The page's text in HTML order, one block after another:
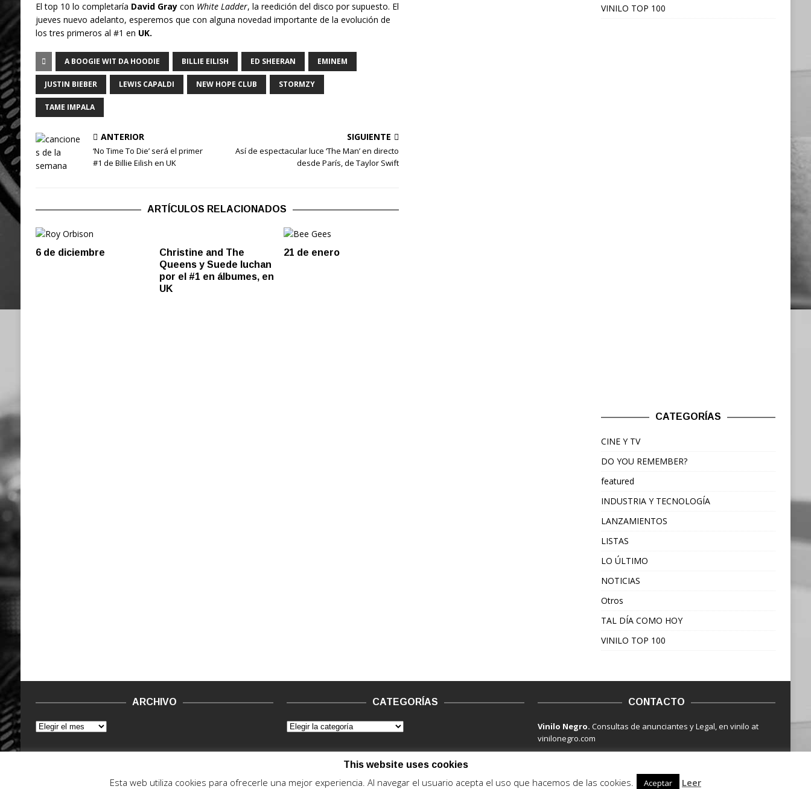
El top 10 lo completaría David Graycon White Ladder, la reedición del disco por supuesto. El
jueves nuevo adelanto, esperemos que con alguna novedad importante de la evolución de
los tres primeros al #1 en UK.
A BOOGIE WIT DA HOODIE BILLIE EILISH ED SHEERAN EMINEM
JUSTIN BIEBER LEWIS CAPALDI NEW HOPE CLUB STORMZY
TAME IMPALA
ANTERIOR
‘No Time To Die’ será el primer
#1 de Billie Eilish en UK
SIGUIENTE
Así de espectacular luce ‘The Man’ en directo
desde París, de Taylor Swift
ARTÍCULOS RELACIONADOS
6 de diciembre
Christine and The
Queens y Suede luchan
por el #1 en álbumes, en
UK
21 de enero
VINILO TOP 100
CATEGORÍAS
CINE Y TV
DO YOU REMEMBER?
featured
INDUSTRIA Y TECNOLOGÍA
LANZAMIENTOS
LISTAS
LO ÚLTIMO
NOTICIAS
Otros
TAL DÍA COMO HOY
VINILO TOP 100
ARCHIVO CATEGORÍAS CONTACTO
Vinilo Negro.Consultas de anunciantes y Legal, en vinilo at
vinilonegro.com
This website uses cookies
Esta web utiliza cookies para ofrecerle una mejor experiencia. Al navegar el usuario acepta el uso que hacemos de las cookies. Aceptar Leer